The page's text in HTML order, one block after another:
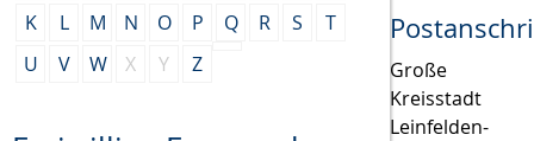
K
L M N O P Q R S
T
U
V W X Y Z
Große
Kreisstadt
Leinfelden-